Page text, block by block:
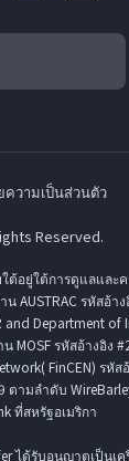
ความเป็นส่วนตัว
Reserved.
ใต้อยู่ใต้การดูแลแล
AUSTRAC รหัสอ้า
Department of
MOSF รหัสอ้างอิง
FinCEN) รหัส
ตามลำดับ
ที่สหรัฐอเมริกา
ได้รับอนุญาตเป็นเ